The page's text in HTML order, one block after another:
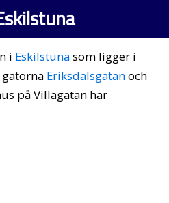
i Eskilstunasom ligger i
Eriksdalsgatanoch
på Villagatan har